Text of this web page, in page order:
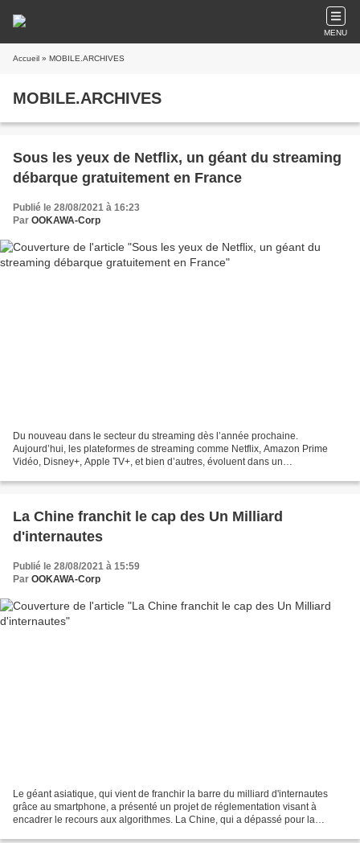
MENU
Accueil » MOBILE.ARCHIVES
MOBILE.ARCHIVES
Sous les yeux de Netflix, un géant du streaming
débarque gratuitement en France
Publié le 28/08/2021 à 16:23
Par OOKAWA-Corp
Du nouveau dans le secteur du streaming dès l’année prochaine.
Aujourd’hui, les plateformes de streaming comme Netflix, Amazon Prime
Vidéo, Disney+, Apple TV+, et bien d’autres, évoluent dans un
La Chine franchit le cap des Un Milliard
d'internautes
Publié le 28/08/2021 à 15:59
Par OOKAWA-Corp
Le géant asiatique, qui vient de franchir la barre du milliard d'internautes
grâce au smartphone, a présenté un projet de réglementation visant à
encadrer le recours aux algorithmes. La Chine, qui a dépassé pour la